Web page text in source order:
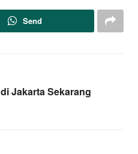
Send
Jakarta Sekarang